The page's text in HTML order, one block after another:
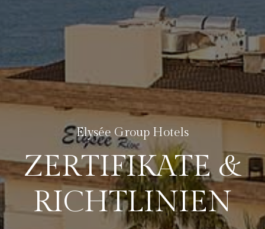
Elysée Group Hotels
ZERTIFIKATE &
RICHTLINIEN